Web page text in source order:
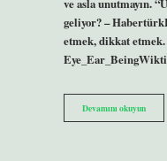
geliyor? –
etmek, dikkat
Devamını okuyun
Küpe